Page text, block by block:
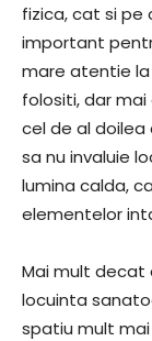
fizica, cat si pe
important
mare atentie la
folositi, dar mai
cel de al doilea
sa nu invaluie
lumina calda,
elementelor
Mai mult decat
locuinta
spatiu mult